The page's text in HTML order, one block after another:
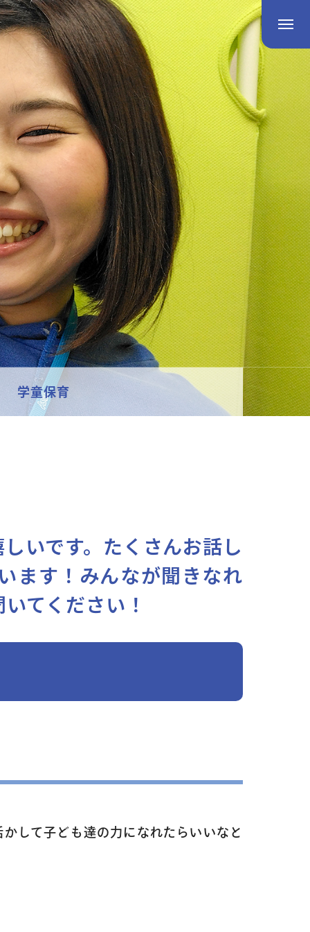
3Dデザイン／学童保育
学童保育
いです。たくさんお話し
ます！みんなが聞きなれ
てください！
して子ども達の力になれたらいいなと